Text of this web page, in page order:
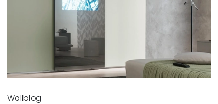
Wallblog